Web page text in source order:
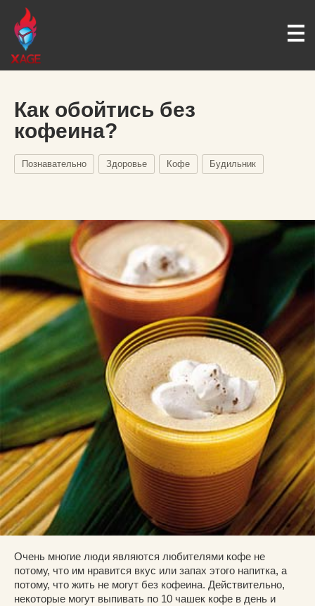
Как обойтись без
кофеина?
Познавательно Здоровье Кофе Будильник
Очень многие люди являются любителями кофе не
потому, что им нравится вкус или запах этого напитка, а
потому, что жить не могут без кофеина. Действительно,
некоторые могут выпивать по 10 чашек кофе в день и